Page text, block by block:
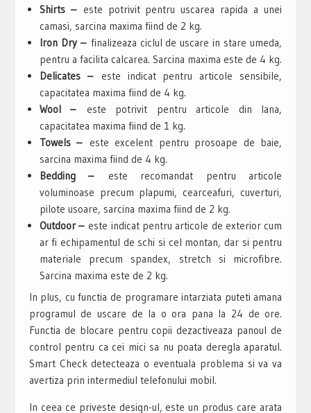
Shirts – este potrivit pentru uscarea rapida a unei
camasi, sarcina maxima fiind de 2 kg.
Iron Dry – finalizeaza ciclul de uscare in stare umeda,
pentru a facilita calcarea. Sarcina maxima este de 4 kg.
Delicates – este indicat pentru articole sensibile,
capacitatea maxima fiind de 4 kg.
Wool – este potrivit pentru articole din lana,
capacitatea maxima fiind de 1 kg.
Towels – este excelent pentru prosoape de baie,
sarcina maxima fiind de 4 kg.
Bedding – este recomandat pentru articole
voluminoase precum plapumi, cearceafuri, cuverturi,
pilote usoare, sarcina maxima fiind de 2 kg.
Outdoor – este indicat pentru articole de exterior cum
ar fi echipamentul de schi si cel montan, dar si pentru
materiale precum spandex, stretch si microfibre.
Sarcina maxima este de 2 kg.
In plus, cu functia de programare intarziata puteti amana
programul de uscare de la o ora pana la 24 de ore.
Functia de blocare pentru copii dezactiveaza panoul de
control pentru ca cei mici sa nu poata deregla aparatul.
Smart Check detecteaza o eventuala problema si va va
avertiza prin intermediul telefonului mobil.
In ceea ce priveste design-ul, este un produs care arata